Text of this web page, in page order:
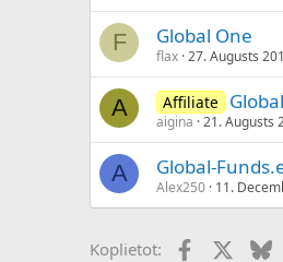
F Global One
flax 27. Augusts
A Affiliate
aigina 21. Augusts
A Global-
Alex250 11.
Koplietot: Facebook
X